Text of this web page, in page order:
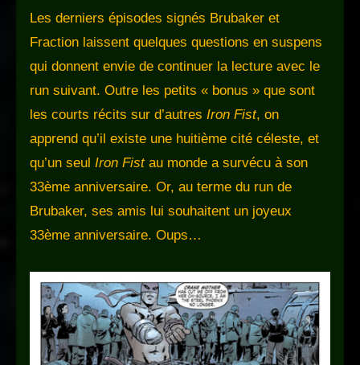
Les derniers épisodes signés Brubaker et
Fraction laissent quelques questions en suspens
qui donnent envie de continuer la lecture avec le
run suivant. Outre les petits « bonus » que sont
les courts récits sur d’autres Iron Fist, on
apprend qu’il existe une huitième cité céleste, et
qu’un seul Iron Fist au monde a survécu à son
33ème anniversaire. Or, au terme du run de
Brubaker, ses amis lui souhaitent un joyeux
33ème anniversaire. Oups…